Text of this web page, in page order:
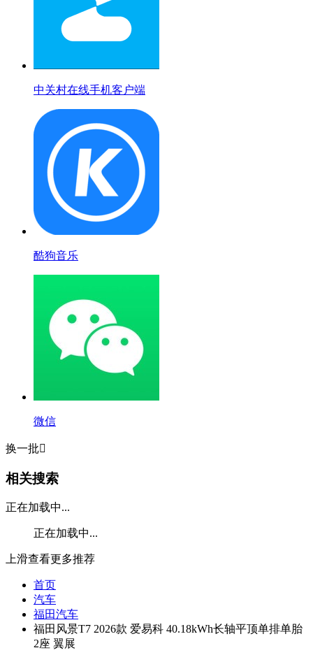
中关村在线手机客户端
酷狗音乐
微信
换一批
相关搜索
正在加载中...
正在加载中...
上滑查看更多推荐
首页
汽车
福田汽车
福田风景T7 2026款 爱易科 40.18kWh长轴平顶单排单胎
2座 翼展